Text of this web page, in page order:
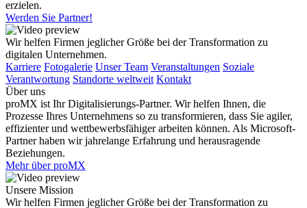
erzielen.
Werden Sie Partner!
Wir helfen Firmen jeglicher Größe bei der Transformation zu
digitalen Unternehmen.
Karriere Fotogalerie Unser Team Veranstaltungen Soziale
Verantwortung Standorte weltweit Kontakt
Über uns
proMX ist Ihr Digitalisierungs-Partner. Wir helfen Ihnen, die
Prozesse Ihres Unternehmens so zu transformieren, dass Sie agiler,
effizienter und wettbewerbsfähiger arbeiten können. Als Microsoft-
Partner haben wir jahrelange Erfahrung und herausragende
Beziehungen.
Mehr über proMX
Unsere Mission
Wir helfen Firmen jeglicher Größe bei der Transformation zu